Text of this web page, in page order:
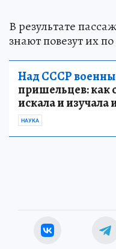
В результате
знают повезут их
Над СССР
пришельцев: как
искала и
НАУКА